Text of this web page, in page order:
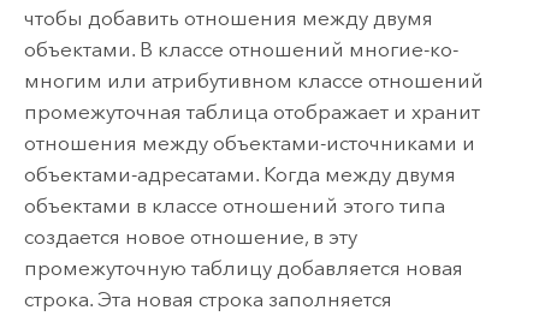
чтобы добавить отношения между двумя
объектами. В классе отношений многие-ко-
многим или атрибутивном классе отношений
промежуточная таблица отображает и хранит
отношения между объектами-источниками и
объектами-адресатами. Когда между двумя
объектами в классе отношений этого типа
создается новое отношение, в эту
промежуточную таблицу добавляется новая
строка. Эта новая строка заполняется